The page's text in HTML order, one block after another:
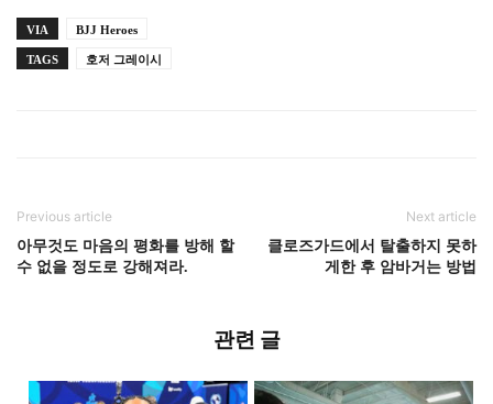
VIA BJJ Heroes
TAGS 호저 그레이시
Previous article
아무것도 마음의 평화를 방해 할
수 없을 정도로 강해져라.
Next article
클로즈가드에서 탈출하지 못하
게한 후 암바거는 방법
관련 글